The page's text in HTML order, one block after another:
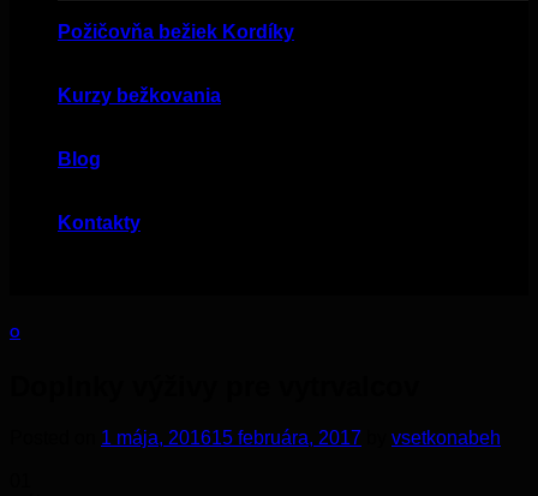
Požičovňa bežiek Kordíky
Kurzy bežkovania
Blog
Kontakty
O
1 mája, 201615 februára, 2017 vsetkonabeh